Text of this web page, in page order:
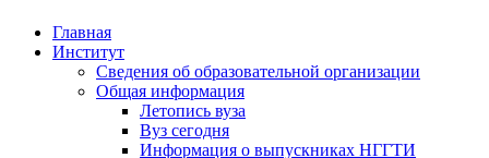
Главная
Институт
Сведения об образовательной организации
Общая информация
Летопись вуза
Вуз сегодня
Информация о выпускниках НГГТИ